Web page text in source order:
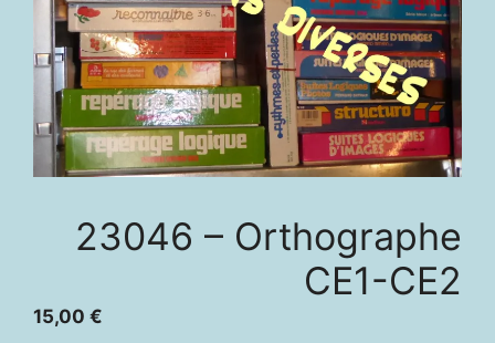
23046 – Orthographe
CE1-CE2
15,00 €